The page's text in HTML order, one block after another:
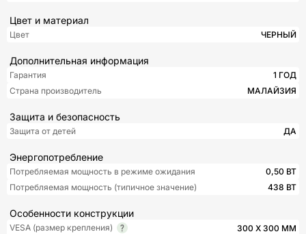
Цвет и материал
Цвет ЧЕРНЫЙ
Дополнительная информация
Гарантия
1 ГОД
Страна производитель
МАЛАЙЗИЯ
Защита и безопасность
Защита от детей ДА
Энергопотребление
Потребляемая мощность в режиме ожидания
0,50 ВТ
Потребляемая мощность (типичное значение)
438 ВТ
Особенности конструкции
VESA (размер крепления) 300 X 300 ММ